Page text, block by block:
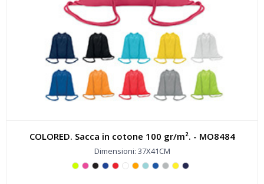
COLORED. Sacca in cotone 100 gr/m². - MO8484
Dimensioni: 37X41CM